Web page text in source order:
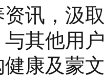
讯，汲
其他用
康及蒙